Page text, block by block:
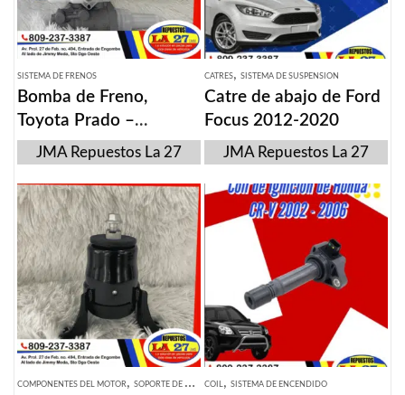
SISTEMA DE FRENOS
Bomba de Freno,
Toyota Prado –
4Runner 2003-2009
JMA Repuestos La 27
CATRES, SISTEMA DE SUSPENSION
Catre de abajo de Ford
Focus 2012-2020
JMA Repuestos La 27
COMPONENTES DEL MOTOR , SOPORTE DE MOTOR COIL , SISTEMA DE ENCENDIDO